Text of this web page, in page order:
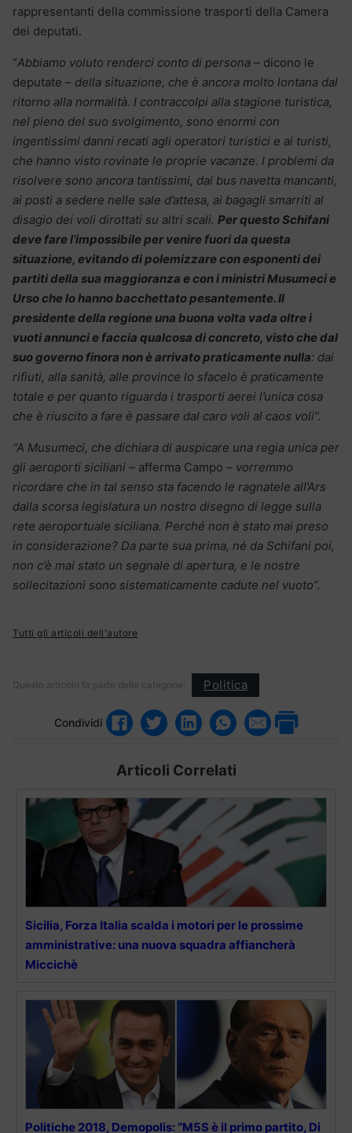
rappresentanti della commissione trasporti della Camera
dei deputati.
“Abbiamo voluto renderci conto di persona – dicono le
deputate – della situazione, che è ancora molto lontana dal
ritorno alla normalità. I contraccolpi alla stagione turistica,
nel pieno del suo svolgimento, sono enormi con
ingentissimi danni recati agli operatori turistici e ai turisti,
che hanno visto rovinate le proprie vacanze. I problemi da
risolvere sono ancora tantissimi, dai bus navetta mancanti,
ai posti a sedere nelle sale d’attesa, ai bagagli smarriti al
disagio dei voli dirottati su altri scali. Per questo Schifani
deve fare l’impossibile per venire fuori da questa
situazione, evitando di polemizzare con esponenti dei
partiti della sua maggioranza e con i ministri Musumeci e
Urso che lo hanno bacchettato pesantemente. Il
presidente della regione una buona volta vada oltre i
vuoti annunci e faccia qualcosa di concreto, visto che dal
suo governo finora non è arrivato praticamente nulla: dai
rifiuti, alla sanità, alle province lo sfacelo è praticamente
totale e per quanto riguarda i trasporti aerei l’unica cosa
che è riuscito a fare è passare dal caro voli al caos voli”.
“A Musumeci, che dichiara di auspicare una regia unica per
gli aeroporti siciliani – afferma Campo – vorremmo
ricordare che in tal senso sta facendo le ragnatele all’Ars
dalla scorsa legislatura un nostro disegno di legge sulla
rete aeroportuale siciliana. Perché non è stato mai preso
in considerazione? Da parte sua prima, né da Schifani poi,
non c’è mai stato un segnale di apertura, e le nostre
sollecitazioni sono sistematicamente cadute nel vuoto”.
Tutti gli articoli dell'autore
Questo articolo fa parte delle categorie: Politica
Condividi
Articoli Correlati
Sicilia, Forza Italia scalda i motori per le prossime
amministrative: una nuova squadra affiancherà
Miccichè
Politiche 2018, Demopolis: “M5S è il primo partito, Di